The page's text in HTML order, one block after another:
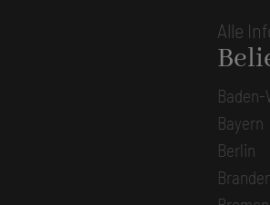
Alle
Bayern
Berlin